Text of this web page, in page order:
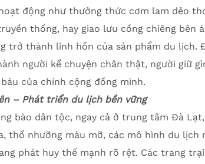
động như thưởng thức cơm lam dẻo
thống, hay giao lưu cồng chiêng bên
trở thành linh hồn của sản phẩm du lịch.
người kể chuyện chân thật, người giữ
của chính cộng đồng mình.
– Phát triển du lịch bền vững
bào dân tộc, ngay cả ở trung tâm Đà
thổ nhưỡng màu mỡ, các mô hình du lịch
phát huy thế mạnh rõ rệt. Các trang